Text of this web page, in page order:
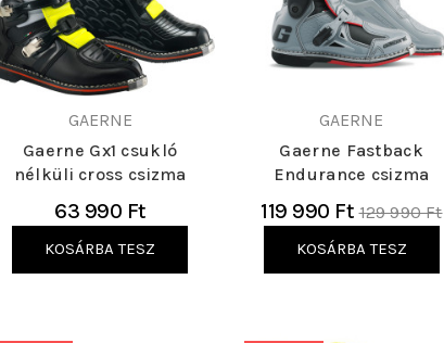
GAERNE
Gaerne Gx1 csukló
nélküli cross csizma
63 990 Ft
KOSÁRBA TESZ
GAERNE
Gaerne Fastback
Endurance csizma
119 990 FtNormál
ár
129 990 Ft
KOSÁRBA TESZ